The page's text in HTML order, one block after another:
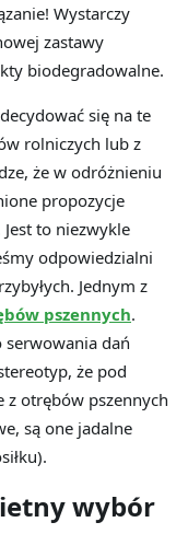
Wystarczy
zastawy
biodegradowalne.
się na te
rolniczych lub z
że w odróżnieniu
propozycje
to niezwykle
odpowiedzialni
Jednym z
pszennych.
serwowania dań
że pod
z otrębów pszennych
są one jadalne
wybór